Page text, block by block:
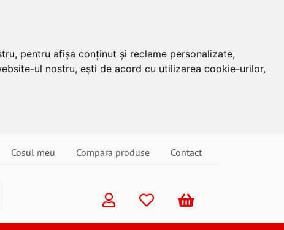
pentru afișa conținut și reclame personalizate,
ul nostru, ești de acord cu utilizarea cookie-urilor,
Cosul meu Compara produse Contact